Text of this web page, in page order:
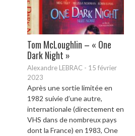
Tom McLoughlin – « One
Dark Night »
Alexandre LEBRAC - 15 février
2023
Après une sortie limitée en
1982 suivie d’une autre,
internationale (directement en
VHS dans de nombreux pays
dont la France) en 1983, One